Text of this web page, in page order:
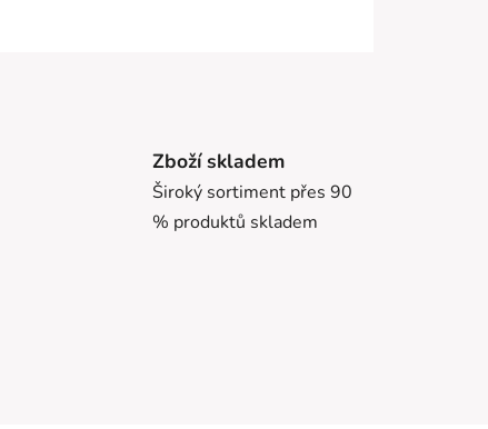
Zboží skladem
Široký sortiment přes 90
% produktů skladem